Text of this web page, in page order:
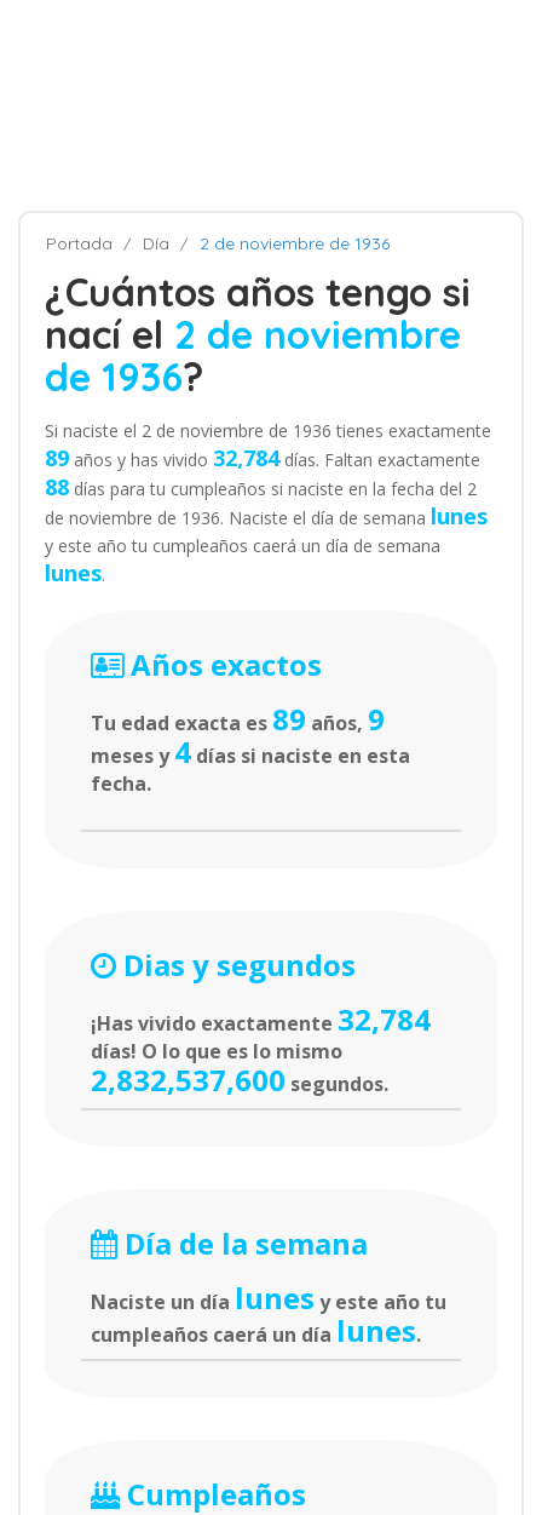
Portada Día 2 de noviembre de 1936
¿Cuántos años tengo si
nací el 2 de noviembre
de 1936?
Si naciste el 2 de noviembre de 1936 tienes exactamente
89 años y has vivido 32,784días. Faltan exactamente
88 días para tu cumpleaños si naciste en la fecha del 2
de noviembre de 1936. Naciste el día de semana lunes
y este año tu cumpleaños caerá un día de semana
lunes.
Años exactos
Tu edad exacta es 89 años, 9
meses y4 días si naciste en esta
fecha.
Dias y segundos
¡Has vivido exactamente 32,784
días! O lo que es lo mismo
2,832,537,600 segundos.
Día de la semana
Naciste un día lunes y este año tu
cumpleaños caerá un día lunes.
Cumpleaños